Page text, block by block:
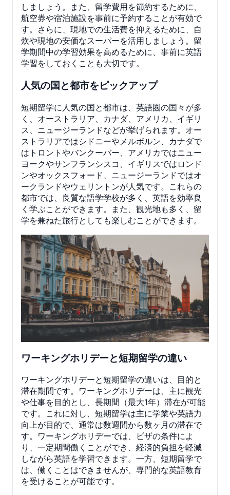
しましょう。また、留学費用を節約するために、
航空券や宿泊施設を事前に予約することが有効で
す。さらに、現地での生活費を抑えるために、自
炊や現地の安価なスーパーを活用しましょう。留
学期間中の学習効果を高めるために、事前に英語
学習をしておくことも大切です。
人気の国と都市をピックアップ
短期留学に人気の国と都市は、英語圏の国々が多
く、オーストラリア、カナダ、アメリカ、イギリ
ス、ニュージーランドなどが挙げられます。オー
ストラリアではシドニーやメルボルン、カナダで
はトロントやバンクーバー、アメリカではニュー
ヨークやサンフランシスコ、イギリスではロンド
ンやオックスフォード、ニュージーランドではオ
ークランドやウェリントンが人気です。これらの
都市では、良質な語学学校が多く、英語を効率良
く学ぶことができます。また、観光地も多く、留
学を兼ねた旅行としても楽しむことができます。
ワーキングホリデーと短期留学の違い
ワーキングホリデーと短期留学の違いは、目的と
滞在期間です。ワーキングホリデーは、主に観光
や仕事を目的とし、長期間（最大1年）滞在が可能
です。これに対し、短期留学は主に学業や英語力
向上が目的で、通常は数週間から数ヶ月の滞在で
す。ワーキングホリデーでは、ビザの条件によ
り、一定期間働くことができ、経済的負担を軽減
しながら英語を学習できます。一方、短期留学で
は、働くことはできませんが、専門的な英語教育
を受けることが可能です。